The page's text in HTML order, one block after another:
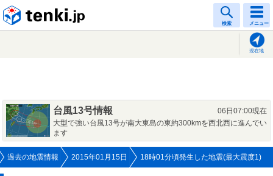
検索 メニュー
現在地
台風13号情報
06日07:00現在
大型で強い台風13号が南大東島の東約300kmを西北西に進んでい
ます
過去の地震情報 2015年01月15日 18時01分頃発生した地震(最大震度1)